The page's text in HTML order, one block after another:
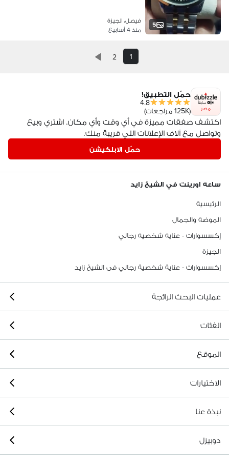
5
فيصل، الجيزة
منذ 4 أسابيع
1
2
مصر
حمّل التطبيق!
4.8
(125K مراجعات)
اكتشف صفقات مميزة في أي وقت وأي مكان. اشتري وبيع
وتواصل مع آلاف الإعلانات اللي قريبة منك.
حمّل الابلكيشن
ساعه اورينت في الشيخ زايد
الرئيسية
الموضة والجمال
إكسسوارات - عناية شخصية رجالي
الجيزة
إكسسوارات - عناية شخصية رجالي فى الشيخ زايد
عمليات البحث الرائجة
الفئات
الموقع
الاختيارات
نبذة عنا
دوبيزل